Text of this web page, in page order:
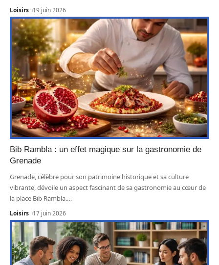
Loisirs 19 juin 2026
Bib Rambla : un effet magique sur la gastronomie de
Grenade
Grenade, célèbre pour son patrimoine historique et sa culture
vibrante, dévoile un aspect fascinant de sa gastronomie au cœur de
la place Bib Rambla.…
Loisirs 17 juin 2026